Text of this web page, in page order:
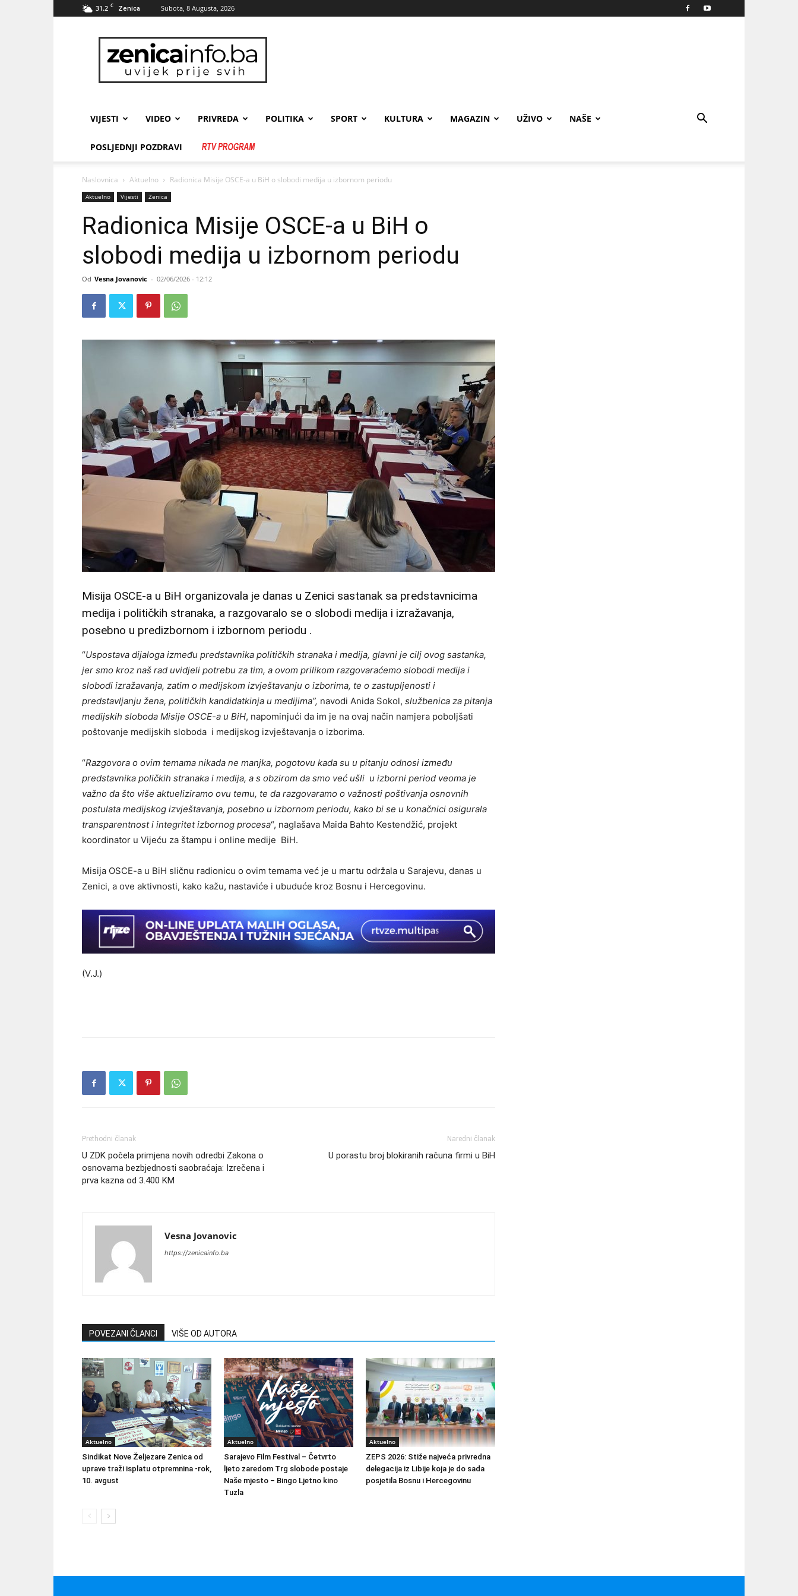
31.2 C Zenica Subota, 8 Augusta, 2026
zenicainfo.ba
VIJESTI VIDEO PRIVREDA POLITIKA SPORT KULTURA MAGAZIN UŽIVO NAŠE
POSLJEDNJI POZDRAVI
Naslovnica Aktuelno Radionica Misije OSCE-a u BiH o slobodi medija u izbornom periodu
Aktuelno Vijesti Zenica
Radionica Misije OSCE-a u BiH o
slobodi medija u izbornom periodu
Od Vesna Jovanovic - 02/06/2026 - 12:12
Misija OSCE-a u BiH organizovala je danas u Zenici sastanak sa predstavnicima
medija i političkih stranaka, a razgovaralo se o slobodi medija i izražavanja,
posebno u predizbornom i izbornom periodu .
“Uspostava dijaloga između predstavnika političkih stranaka i medija, glavni je cilj ovog sastanka,
jer smo kroz naš rad uvidjeli potrebu za tim, a ovom prilikom razgovaraćemo slobodi medija i
slobodi izražavanja, zatim o medijskom izvještavanju o izborima, te o zastupljenosti i
predstavljanju žena, političkih kandidatkinja u medijima”, navodi Anida Sokol, službenica za pitanja
medijskih sloboda Misije OSCE-a u BiH, napominjući da im je na ovaj način namjera poboljšati
poštovanje medijskih sloboda i medijskog izvještavanja o izborima.
“Razgovora o ovim temama nikada ne manjka, pogotovu kada su u pitanju odnosi između
predstavnika poličkih stranaka i medija, a s obzirom da smo već ušli u izborni period veoma je
važno da što više aktueliziramo ovu temu, te da razgovaramo o važnosti poštivanja osnovnih
postulata medijskog izvještavanja, posebno u izbornom periodu, kako bi se u konačnici osigurala
transparentnost i integritet izbornog procesa“, naglašava Maida Bahto Kestendžić, projekt
koordinator u Vijeću za štampu i online medije BiH.
Misija OSCE-a u BiH sličnu radionicu o ovim temama već je u martu održala u Sarajevu, danas u
Zenici, a ove aktivnosti, kako kažu, nastaviće i ubuduće kroz Bosnu i Hercegovinu.
(V.J.)
Prethodni članak
U ZDK počela primjena novih odredbi Zakona o
osnovama bezbjednosti saobraćaja: Izrečena i
prva kazna od 3.400 KM
Naredni članak
U porastu broj blokiranih računa firmi u BiH
Vesna Jovanovic
https://zenicainfo.ba
POVEZANI ČLANCI VIŠE OD AUTORA
Aktuelno
Sindikat Nove Željezare Zenica od
uprave traži isplatu otpremnina -rok,
10. avgust
Aktuelno
Sarajevo Film Festival – Četvrto
ljeto zaredom Trg slobode postaje
Naše mjesto – Bingo Ljetno kino
Tuzla
Aktuelno
ZEPS 2026: Stiže najveća privredna
delegacija iz Libije koja je do sada
posjetila Bosnu i Hercegovinu